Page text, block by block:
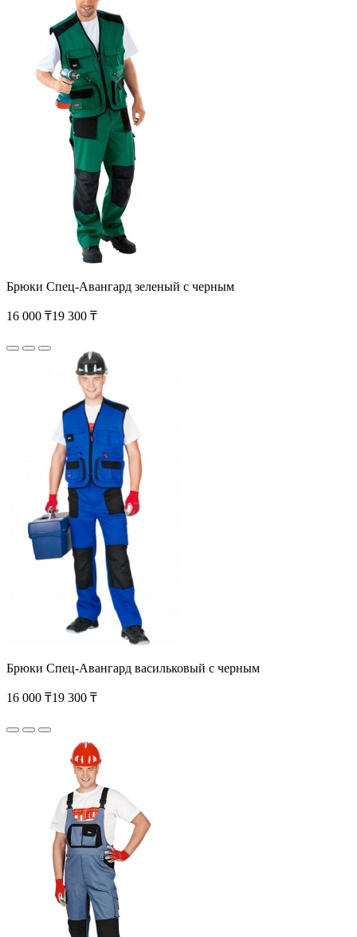
Брюки Спец-Авангард зеленый с черным
16 000 ₸19 300 ₸
Брюки Спец-Авангард васильковый с черным
16 000 ₸19 300 ₸